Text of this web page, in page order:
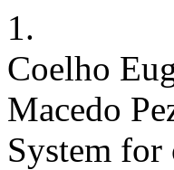
1.
Coelho
Macedo
System